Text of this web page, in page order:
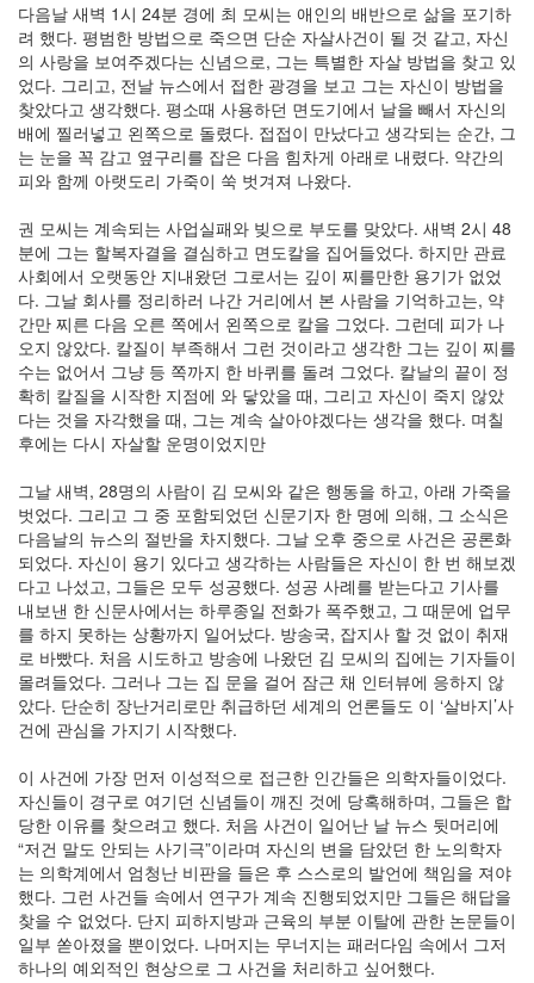
다음날 새벽 1시 24분 경에 최 모씨는 애인의 배반으로 삶을 포기하
려 했다. 평범한 방법으로 죽으면 단순 자살사건이 될 것 같고, 자신
의 사랑을 보여주겠다는 신념으로, 그는 특별한 자살 방법을 찾고 있
었다. 그리고, 전날 뉴스에서 접한 광경을 보고 그는 자신이 방법을
찾았다고 생각했다. 평소때 사용하던 면도기에서 날을 빼서 자신의
배에 찔러넣고 왼쪽으로 돌렸다. 접접이 만났다고 생각되는 순간, 그
는 눈을 꼭 감고 옆구리를 잡은 다음 힘차게 아래로 내렸다. 약간의
피와 함께 아랫도리 가죽이 쑥 벗겨져 나왔다.
권 모씨는 계속되는 사업실패와 빚으로 부도를 맞았다. 새벽 2시 48
분에 그는 할복자결을 결심하고 면도칼을 집어들었다. 하지만 관료
사회에서 오랫동안 지내왔던 그로서는 깊이 찌를만한 용기가 없었
다. 그날 회사를 정리하러 나간 거리에서 본 사람을 기억하고는, 약
간만 찌른 다음 오른 쪽에서 왼쪽으로 칼을 그었다. 그런데 피가 나
오지 않았다. 칼질이 부족해서 그런 것이라고 생각한 그는 깊이 찌를
수는 없어서 그냥 등 쪽까지 한 바퀴를 돌려 그었다. 칼날의 끝이 정
확히 칼질을 시작한 지점에 와 닿았을 때, 그리고 자신이 죽지 않았
다는 것을 자각했을 때, 그는 계속 살아야겠다는 생각을 했다. 며칠
후에는 다시 자살할 운명이었지만
그날 새벽, 28명의 사람이 김 모씨와 같은 행동을 하고, 아래 가죽을
벗었다. 그리고 그 중 포함되었던 신문기자 한 명에 의해, 그 소식은
다음날의 뉴스의 절반을 차지했다. 그날 오후 중으로 사건은 공론화
되었다. 자신이 용기 있다고 생각하는 사람들은 자신이 한 번 해보겠
다고 나섰고, 그들은 모두 성공했다. 성공 사례를 받는다고 기사를
내보낸 한 신문사에서는 하루종일 전화가 폭주했고, 그 때문에 업무
를 하지 못하는 상황까지 일어났다. 방송국, 잡지사 할 것 없이 취재
로 바빴다. 처음 시도하고 방송에 나왔던 김 모씨의 집에는 기자들이
몰려들었다. 그러나 그는 집 문을 걸어 잠근 채 인터뷰에 응하지 않
았다. 단순히 장난거리로만 취급하던 세계의 언론들도 이 ‘살바지’사
건에 관심을 가지기 시작했다.
이 사건에 가장 먼저 이성적으로 접근한 인간들은 의학자들이었다.
자신들이 경구로 여기던 신념들이 깨진 것에 당혹해하며, 그들은 합
당한 이유를 찾으려고 했다. 처음 사건이 일어난 날 뉴스 뒷머리에
“저건 말도 안되는 사기극”이라며 자신의 변을 담았던 한 노의학자
는 의학계에서 엄청난 비판을 들은 후 스스로의 발언에 책임을 져야
했다. 그런 사건들 속에서 연구가 계속 진행되었지만 그들은 해답을
찾을 수 없었다. 단지 피하지방과 근육의 부분 이탈에 관한 논문들이
일부 쏟아졌을 뿐이었다. 나머지는 무너지는 패러다임 속에서 그저
하나의 예외적인 현상으로 그 사건을 처리하고 싶어했다.
디
어
계,
변
화,
슬
로
우
스
기
술,
세
상,
속
도,
관
심
감
블
로
그
정
비
병
치
레
윈
도
우
의
사
용
자
인
터
페
이...
playground